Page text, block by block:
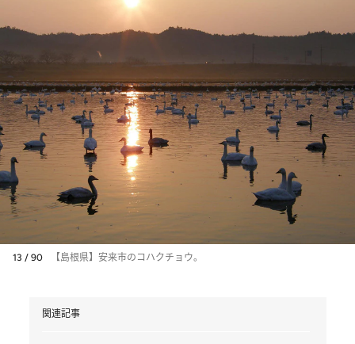
13 / 90 【島根県】安来市のコハクチョウ。
関連記事